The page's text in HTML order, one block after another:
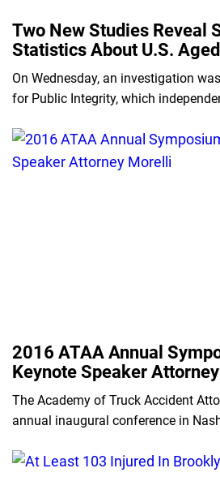
Two New Studies Reveal
Statistics About U.S.
On Wednesday, an investigation
for Public Integrity, which
2016 ATAA Annual
Keynote Speaker
The Academy of Truck Accident
annual inaugural conference in